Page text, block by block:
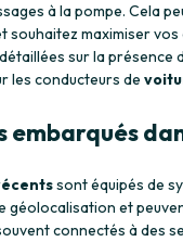
à la pompe. Cela
souhaitez maximiser
sur la présence
les conducteurs de
sont équipés de
géolocalisation et
connectés à des